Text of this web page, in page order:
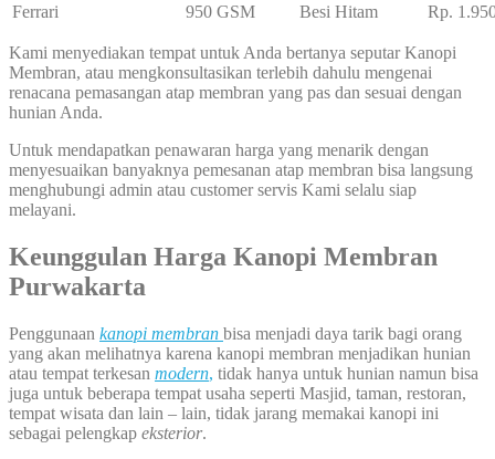
Ferrari
950 GSM Besi Hitam Rp.
Kami menyediakan tempat untuk Anda bertanya seputar Kanopi
Membran, atau mengkonsultasikan terlebih dahulu mengenai
renacana pemasangan atap membran yang pas dan sesuai dengan
hunian Anda.
Untuk mendapatkan penawaran harga yang menarik dengan
menyesuaikan banyaknya pemesanan atap membran bisa langsung
menghubungi admin atau customer servis Kami selalu siap
melayani.
Keunggulan Harga Kanopi Membran
Purwakarta
Penggunaan kanopi membran bisa menjadi daya tarik bagi orang
yang akan melihatnya karena kanopi membran menjadikan hunian
atau tempat terkesan modern, tidak hanya untuk hunian namun bisa
juga untuk beberapa tempat usaha seperti Masjid, taman, restoran,
tempat wisata dan lain – lain, tidak jarang memakai kanopi ini
sebagai pelengkap eksterior.